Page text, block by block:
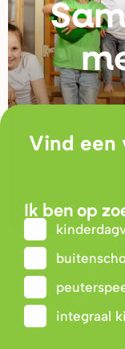
Vind een
Ik ben op
integraal